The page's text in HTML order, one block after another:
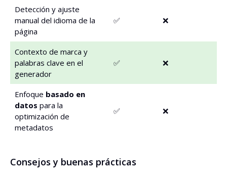
Detección y ajuste
manual del idioma de la
página
✅ ❌
Contexto de marca y
palabras clave en el
generador
✅ ❌
Enfoque basado en
datos para la
optimización de
metadatos
✅ ❌
Consejos y buenas prácticas